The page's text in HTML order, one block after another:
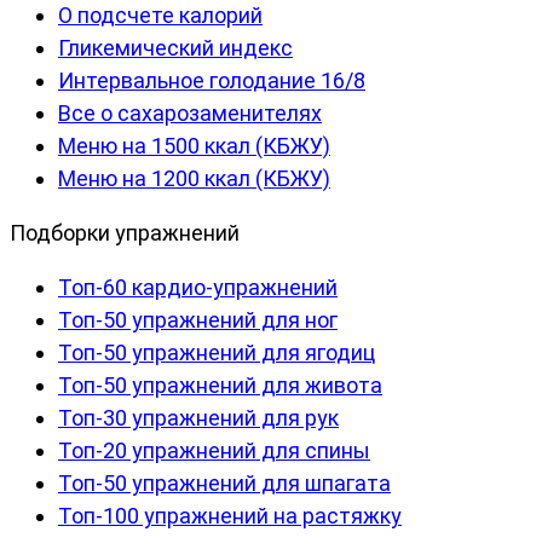
О подсчете калорий
Гликемический индекс
Интервальное голодание 16/8
Все о сахарозаменителях
Меню на 1500 ккал (КБЖУ)
Меню на 1200 ккал (КБЖУ)
Подборки упражнений
Топ-60 кардио-упражнений
Топ-50 упражнений для ног
Топ-50 упражнений для ягодиц
Топ-50 упражнений для живота
Топ-30 упражнений для рук
Топ-20 упражнений для спины
Топ-50 упражнений для шпагата
Топ-100 упражнений на растяжку